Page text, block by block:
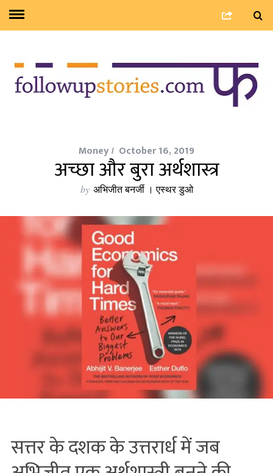
Money October 16, 2019
अच्छा और बुरा अर्थशास्त्र
by अभिजीत बनर्जी । एस्थर डुओ
सत्तर के दशक के उत्तरार्ध में जब